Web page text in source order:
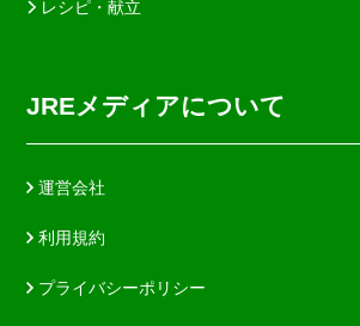
レシピ・献立
JREメディアについて
運営会社
利用規約
プライバシーポリシー